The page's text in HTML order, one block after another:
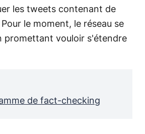
les tweets contenant de
le moment, le réseau se
promettant vouloir s'étendre
de fact-checking